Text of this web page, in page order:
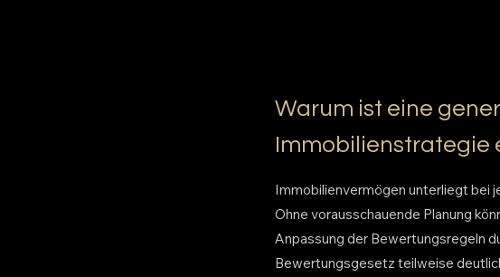
Warum ist eine
Immobilienstrategie
Immobilienvermögen unterliegt bei
Ohne vorausschauende Planung
Anpassung der Bewertungsregeln
Bewertungsgesetz teilweise